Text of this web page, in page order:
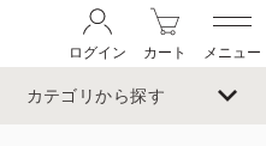
ログイン カート メニュー
カテゴリから探す